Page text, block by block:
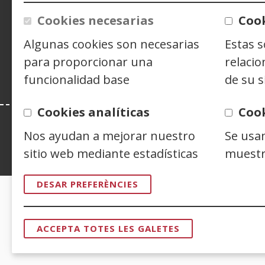
Cookies necesarias
Algunas cookies son necesarias
para proporcionar una
funcionalidad base
Estas
de su
Cookies analíticas
Nos ayudan a mejorar nuestro
sitio web mediante estadísticas
Se
DESAR PREFERÈNCIES
ACCEPTA TOTES LES GALETES
Siguenos en:
en
Twitter
(Obre
finestra
nova)
(Obre
en
una
nova)
Esta web se ajusta a lo establecido en